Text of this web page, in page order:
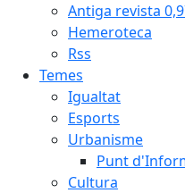
Antiga revista
Hemeroteca
Rss
Temes
Igualtat
Esports
Urbanisme
Punt
Cultura